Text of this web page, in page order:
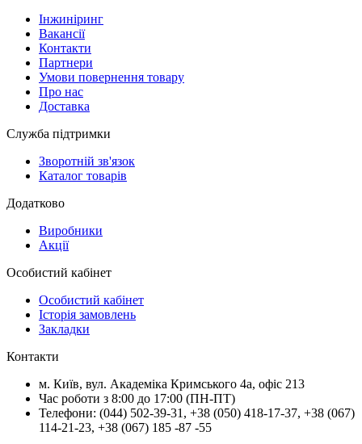
Інжиніринг
Вакансії
Контакти
Партнери
Умови повернення товару
Про нас
Доставка
Служба підтримки
Зворотній зв'язок
Каталог товарів
Додатково
Виробники
Акції
Особистий кабінет
Особистий кабінет
Історія замовлень
Закладки
Контакти
м. Київ, вул. Академіка Кримського 4а, офіс 213
Час роботи з 8:00 до 17:00 (ПН-ПТ)
Телефони: (044) 502-39-31 , +38 (050) 418-17-37, +38 (067)
114-21-23, +38 (067) 185 -87 -55